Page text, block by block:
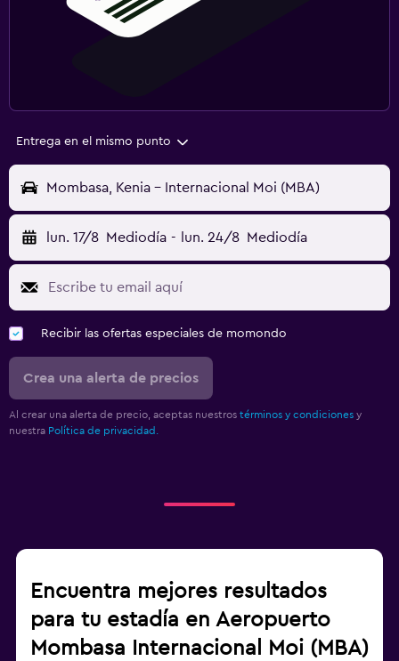
Entrega en el mismo punto
Mombasa, Kenia - Internacional Moi (MBA)
lun. 17/8 Mediodía - lun. 24/8 Mediodía
Recibir las ofertas especiales de momondo
Crea una alerta de precios
Al crear una alerta de precio, aceptas nuestros términos y condiciones y
nuestra Política de privacidad.
Encuentra mejores resultados
para tu estadía en Aeropuerto
Mombasa Internacional Moi (MBA)